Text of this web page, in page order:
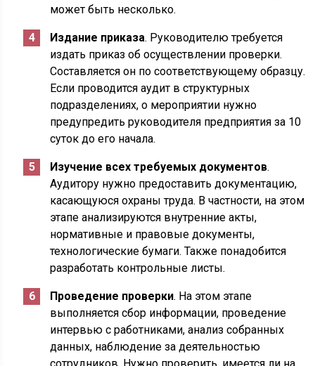
может быть несколько.
Издание приказа. Руководителю требуется
издать приказ об осуществлении проверки.
Составляется он по соответствующему образцу.
Если проводится аудит в структурных
подразделениях, о мероприятии нужно
предупредить руководителя предприятия за 10
суток до его начала.
Изучение всех требуемых документов.
Аудитору нужно предоставить документацию,
касающуюся охраны труда. В частности, на этом
этапе анализируются внутренние акты,
нормативные и правовые документы,
технологические бумаги. Также понадобится
разработать контрольные листы.
Проведение проверки. На этом этапе
выполняется сбор информации, проведение
интервью с работниками, анализ собранных
данных, наблюдение за деятельностью